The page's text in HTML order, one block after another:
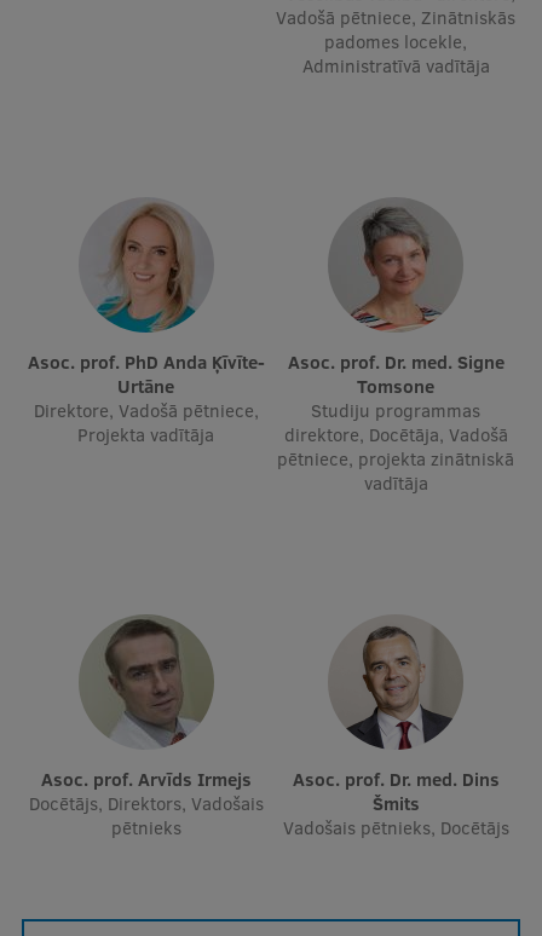
Vadošā pētniece, Zinātniskās
padomes locekle,
Administratīvā vadītāja
Asoc. prof. PhD Anda Ķīvīte-
Urtāne
Direktore, Vadošā pētniece,
Projekta vadītāja
Asoc. prof. Dr. med. Signe
Tomsone
Studiju programmas
direktore, Docētāja, Vadošā
pētniece, projekta zinātniskā
vadītāja
Asoc. prof. Arvīds Irmejs
Docētājs, Direktors, Vadošais
pētnieks
Asoc. prof. Dr. med. Dins
Šmits
Vadošais pētnieks, Docētājs